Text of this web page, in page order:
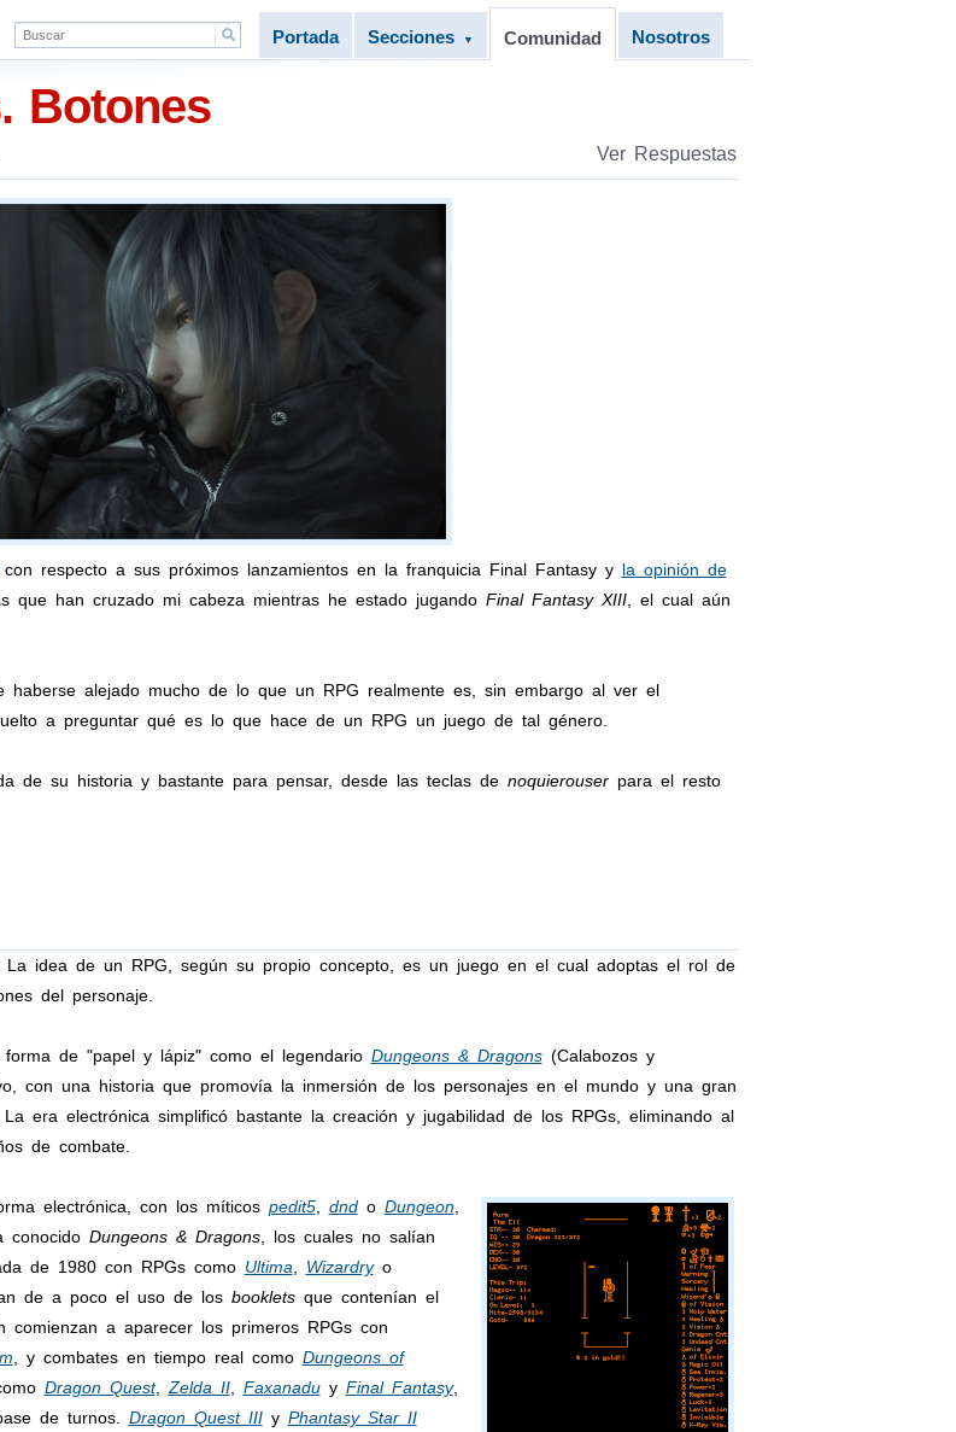
Portada Secciones ▼ Comunidad Nosotros
Botones
Ver Respuestas
respecto a sus próximos lanzamientos en la franquicia Final Fantasy y la opinión de
que han cruzado mi cabeza mientras he estado jugando Final Fantasy XIII, el cual aún
alejado mucho de lo que un RPG realmente es, sin embargo al ver el
a preguntar qué es lo que hace de un RPG un juego de tal género.
de su historia y bastante para pensar, desde las teclas de noquierouserpara el resto
idea de un RPG, según su propio concepto, es un juego en el cual adoptas el rol de
del personaje.
de "papel y lápiz" como el legendario Dungeons & Dragons(Calabozos y
con una historia que promovía la inmersión de los personajes en el mundo y una gran
era electrónica simplificó bastante la creación y jugabilidad de los RPGs, eliminando al
de combate.
electrónica, con los míticos pedit5, dndo Dungeon,
conocido Dungeons & Dragons, los cuales no salían
de 1980 con RPGs como Ultima Wizardryo
de a poco el uso de los bookletsque contenían el
a aparecer los primeros RPGs con
, y combates en tiempo real como Dungeons of
Dragon Quest, Zelda II, Faxanaduy Final Fantasy,
de turnos. Dragon Quest IIIy Phantasy Star II